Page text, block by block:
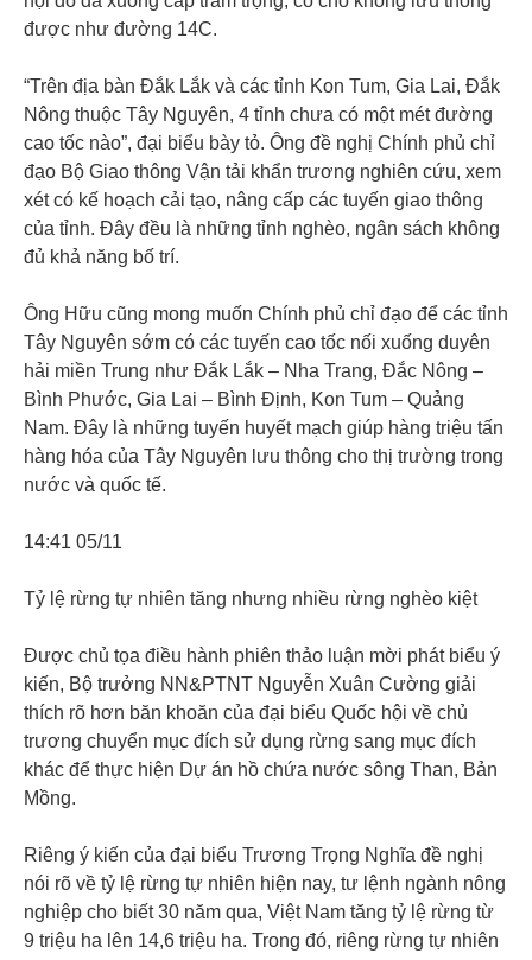
được như đường 14C.
“Trên địa bàn Đắk Lắk và các tỉnh Kon Tum, Gia Lai, Đắk
Nông thuộc Tây Nguyên, 4 tỉnh chưa có một mét đường
cao tốc nào”, đại biểu bày tỏ. Ông đề nghị Chính phủ chỉ
đạo Bộ Giao thông Vận tải khẩn trương nghiên cứu, xem
xét có kế hoạch cải tạo, nâng cấp các tuyến giao thông
của tỉnh. Đây đều là những tỉnh nghèo, ngân sách không
đủ khả năng bố trí.
Ông Hữu cũng mong muốn Chính phủ chỉ đạo để các tỉnh
Tây Nguyên sớm có các tuyến cao tốc nối xuống duyên
hải miền Trung như Đắk Lắk – Nha Trang, Đắc Nông –
Bình Phước, Gia Lai – Bình Định, Kon Tum – Quảng
Nam. Đây là những tuyến huyết mạch giúp hàng triệu tấn
hàng hóa của Tây Nguyên lưu thông cho thị trường trong
nước và quốc tế.
14:41 05/11
Tỷ lệ rừng tự nhiên tăng nhưng nhiều rừng nghèo kiệt
Được chủ tọa điều hành phiên thảo luận mời phát biểu ý
kiến, Bộ trưởng NN&PTNT Nguyễn Xuân Cường giải
thích rõ hơn băn khoăn của đại biểu Quốc hội về chủ
trương chuyển mục đích sử dụng rừng sang mục đích
khác để thực hiện Dự án hồ chứa nước sông Than, Bản
Mồng.
Riêng ý kiến của đại biểu Trương Trọng Nghĩa đề nghị
nói rõ về tỷ lệ rừng tự nhiên hiện nay, tư lệnh ngành nông
nghiệp cho biết 30 năm qua, Việt Nam tăng tỷ lệ rừng từ
9 triệu ha lên 14,6 triệu ha. Trong đó, riêng rừng tự nhiên